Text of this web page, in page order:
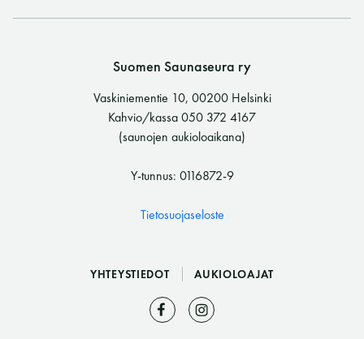
YHTEYSTIEDOT
Saunaseuran tarkoitus
Suomen Saunaseura vaalii perinteisiä, kohteliaita
saunarauhan kunnioittaminen. Seura vaalii
saunakulttuuria ja pyrkii kehittämään suomalaista
saunaa ja edistämään sitä koskevaa tutkimusta.
Suomen Saunaseura ry
Vaskiniementie 10, 00200 Helsinki
Kahvio/kassa 050 372 4167
(saunojen aukioloaikana)
Y-tunnus: 0116872-9
Tietosuojaseloste
YHTEYSTIEDOT AUKIOLOAJAT